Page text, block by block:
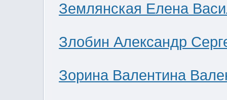
Землянская Елена
Злобин Александр
Зорина Валентина